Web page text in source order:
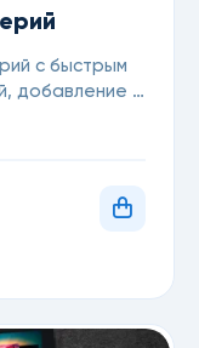
с быстрым
добавление в